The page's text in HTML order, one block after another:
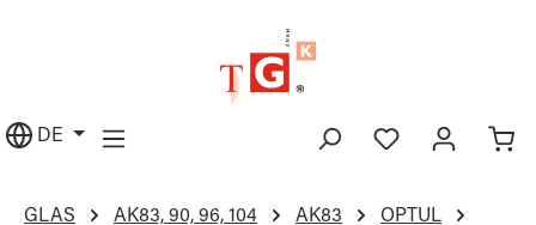
DE
GLAS AK83, 90, 96, 104 AK83
OPTUL